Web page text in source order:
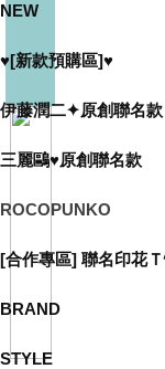
NEW
♥[新款預購區]♥
伊藤潤二✦原創聯名款
三麗鷗♥原創聯名款
ROCOPUNKO
[合作專區] 聯名印花
BRAND
STYLE